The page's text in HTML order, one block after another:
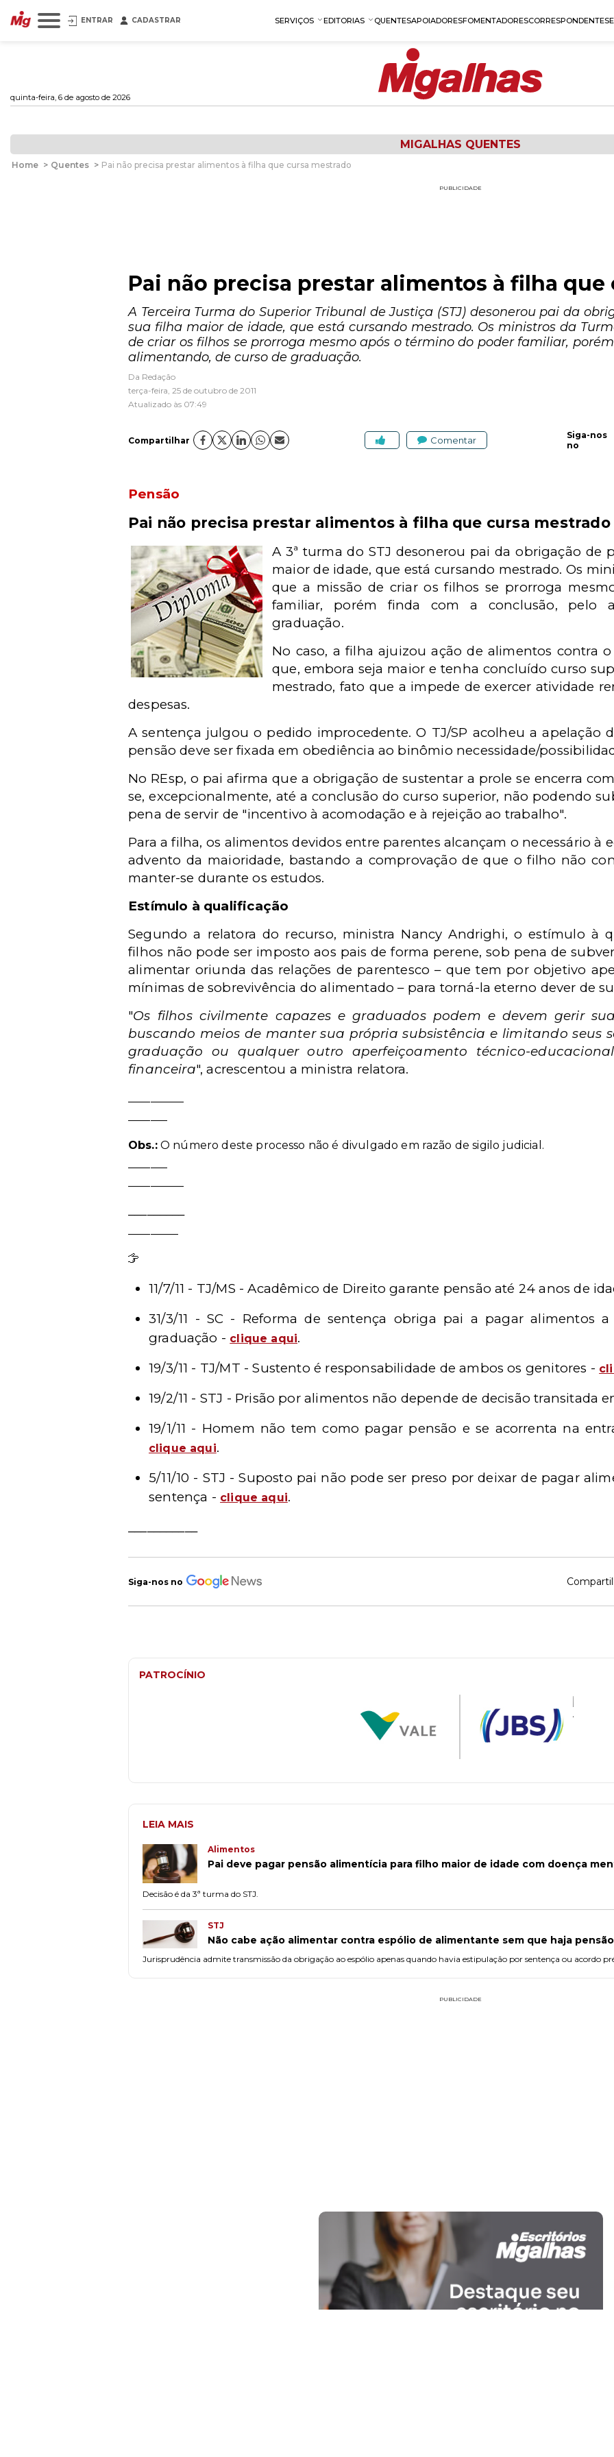
ENTRAR CADASTRAR SERVIÇOS EDITORIAS QUENTESAPOIADORESFOMENTADORESCORRESPONDENTES
quinta-feira, 6 de agosto de 2026
MIGALHAS QUENTES
Home > Quentes > Pai não precisa prestar alimentos à filha que cursa mestrado
PUBLICIDADE
Pai não precisa prestar alimentos à filha que
A Terceira Turma do Superior Tribunal de Justiça (STJ) desonerou pai da
sua filha maior de idade, que está cursando mestrado. Os ministros da
de criar os filhos se prorroga mesmo após o término do poder familiar,
alimentando, de curso de graduação.
Da Redação
terça-feira, 25 de outubro de 2011
Atualizado às 07:49
Compartilhar Comentar
Siga-nos
no
Pensão
Pai não precisa prestar alimentos à filha que cursa mestrado
A 3ª turma do STJ desonerou pai da obrigação de
maior de idade, que está cursando mestrado. Os
que a missão de criar os filhos se prorroga
familiar, porém finda com a conclusão, pelo
graduação.
No caso, a filha ajuizou ação de alimentos contra
que, embora seja maior e tenha concluído curso
mestrado, fato que a impede de exercer atividade
despesas.
A sentença julgou o pedido improcedente. O TJ/SP acolheu a apelação
pensão deve ser fixada em obediência ao binômio necessidade/
No REsp, o pai afirma que a obrigação de sustentar a prole se encerra
se, excepcionalmente, até a conclusão do curso superior, não podendo
pena de servir de "incentivo à acomodação e à rejeição ao trabalho".
Para a filha, os alimentos devidos entre parentes alcançam o necessário à
advento da maioridade, bastando a comprovação de que o filho não
manter-se durante os estudos.
Estímulo à qualificação
Segundo a relatora do recurso, ministra Nancy Andrighi, o estímulo à
filhos não pode ser imposto aos pais de forma perene, sob pena de
alimentar oriunda das relações de parentesco – que tem por objetivo
mínimas de sobrevivência do alimentado – para torná-la eterno dever de
"Os filhos civilmente capazes e graduados podem e devem gerir
buscando meios de manter sua própria subsistência e limitando seus
graduação ou qualquer outro aperfeiçoamento técnico-
financeira", acrescentou a ministra relatora.
Obs.:O número deste processo não é divulgado em razão de sigilo judicial.
11/7/11 - TJ/MS - Acadêmico de Direito garante pensão até 24 anos de
31/3/11 - SC - Reforma de sentença obriga pai a pagar alimentos
graduação - clique aqui.
19/3/11 - TJ/MT - Sustento é responsabilidade de ambos os genitores -
19/2/11 - STJ - Prisão por alimentos não depende de decisão transitada
19/1/11 - Homem não tem como pagar pensão e se acorrenta na
clique aqui.
5/11/10 - STJ - Suposto pai não pode ser preso por deixar de pagar
sentença - clique aqui.
Siga-nos no
PATROCÍNIO
LEIA MAIS
Alimentos
Pai deve pagar pensão alimentícia para filho maior de idade com doença
Decisão é da 3ª turma do STJ.
STJ
Não cabe ação alimentar contra espólio de alimentante sem que haja
Jurisprudência admite transmissão da obrigação ao espólio apenas quando havia estipulação por sentença ou acordo
PUBLICIDADE